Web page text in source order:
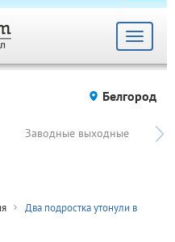
Toggle
Белгород
Заводные выходные
Два подростка утонули в